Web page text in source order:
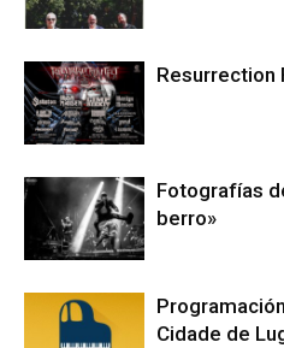
Resurrection
Fotografías
berro»
Cidade de